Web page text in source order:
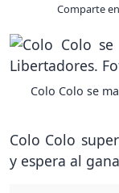
Comparte
Colo Colo se
Colo Colo
y espera al